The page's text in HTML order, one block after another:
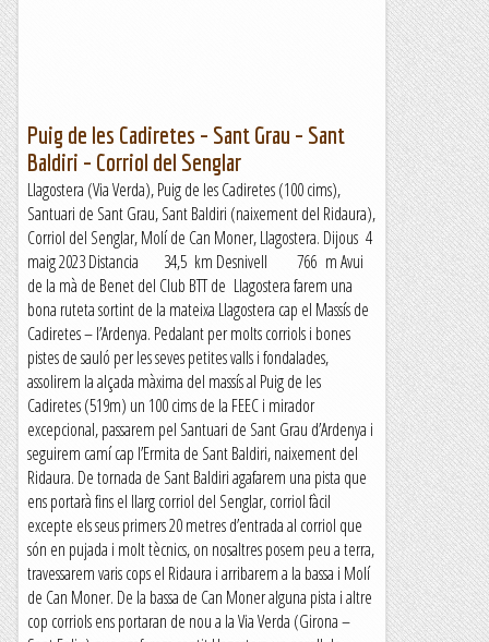
Puig de les Cadiretes – Sant Grau – Sant
Baldiri – Corriol del Senglar
Llagostera (Via Verda), Puig de les Cadiretes (100 cims),
Santuari de Sant Grau, Sant Baldiri (naixement del Ridaura),
Corriol del Senglar, Molí de Can Moner, Llagostera. Dijous 4
maig 2023 Distancia 34,5 km Desnivell 766 m Avui
de la mà de Benet del Club BTT de Llagostera farem una
bona ruteta sortint de la mateixa Llagostera cap el Massís de
Cadiretes – l’Ardenya. Pedalant per molts corriols i bones
pistes de sauló per les seves petites valls i fondalades,
assolirem la alçada màxima del massís al Puig de les
Cadiretes (519m) un 100 cims de la FEEC i mirador
excepcional, passarem pel Santuari de Sant Grau d’Ardenya i
seguirem camí cap l’Ermita de Sant Baldiri, naixement del
Ridaura. De tornada de Sant Baldiri agafarem una pista que
ens portarà fins el llarg corriol del Senglar, corriol fàcil
excepte els seus primers 20 metres d’entrada al corriol que
són en pujada i molt tècnics, on nosaltres posem peu a terra,
travessarem varis cops el Ridaura i arribarem a la bassa i Molí
de Can Moner. De la bassa de Can Moner alguna pista i altre
cop corriols ens portaran de nou a la Via Verda (Girona –